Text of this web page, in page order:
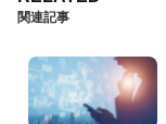
関連記事